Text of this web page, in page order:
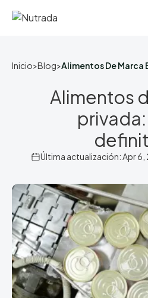
Inicio
Inicio>Blog>Alimentos De Marca
Alimentos
Última actualización: Apr 6,